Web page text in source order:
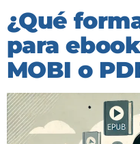
¿Qué
para
MOBI o